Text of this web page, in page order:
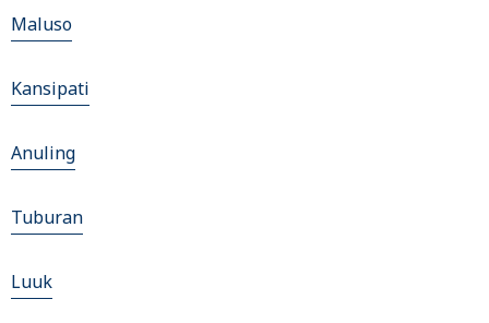
Maluso
Kansipati
Anuling
Tuburan
Luuk